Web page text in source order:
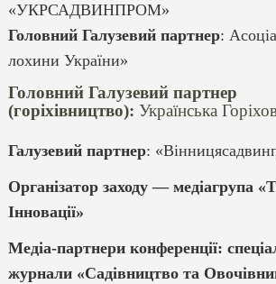
«УКРСАДВИНПРОМ»
Головний Галузевий партнер:
лохини України»
Головний Галузевий партнер
(горіхівництво): Українська
Галузевий партнер:
Організатор заходу — медіагрупа
Інновації»
Медіа-партнери конференції:
журнали «Садівництво та